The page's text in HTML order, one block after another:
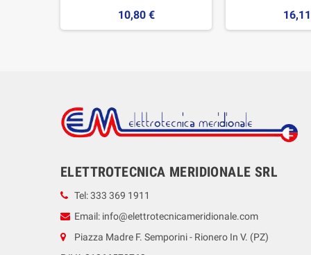
10,80 €
ELETTROTECNICA MERIDIONALE SRL
Tel: 333 369 1911
Email: info@elettrotecnicameridionale.com
Piazza Madre F. Semporini - Rionero In V. (PZ)